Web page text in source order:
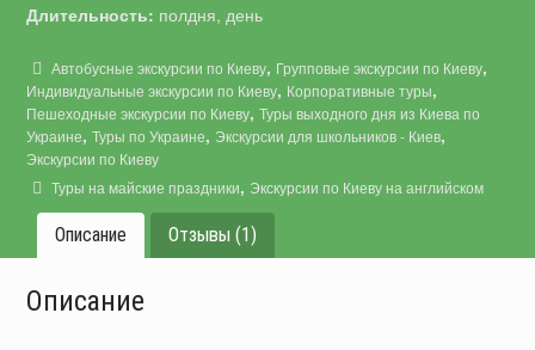
Длительность: полдня, день
Автобусные экскурсии по Киеву, Групповые экскурсии по Киеву,
Индивидуальные экскурсии по Киеву, Корпоративные туры,
Пешеходные экскурсии по Киеву,Туры выходного дня из Киева по
Украине,Туры по Украине, Экскурсии для школьников - Киев,
Экскурсии по Киеву
Туры на майские праздники, Экскурсии по Киеву на английском
Описание Отзывы (1)
Описание